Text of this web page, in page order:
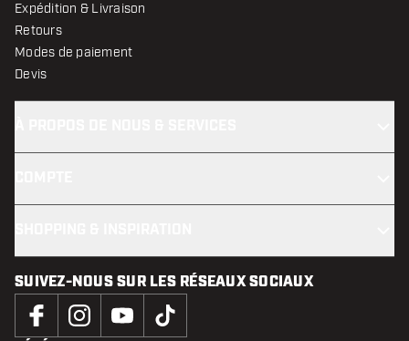
Expédition & Livraison
Retours
Modes de paiement
Devis
SUIVEZ-NOUS SUR LES RÉSEAUX SOCIAUX